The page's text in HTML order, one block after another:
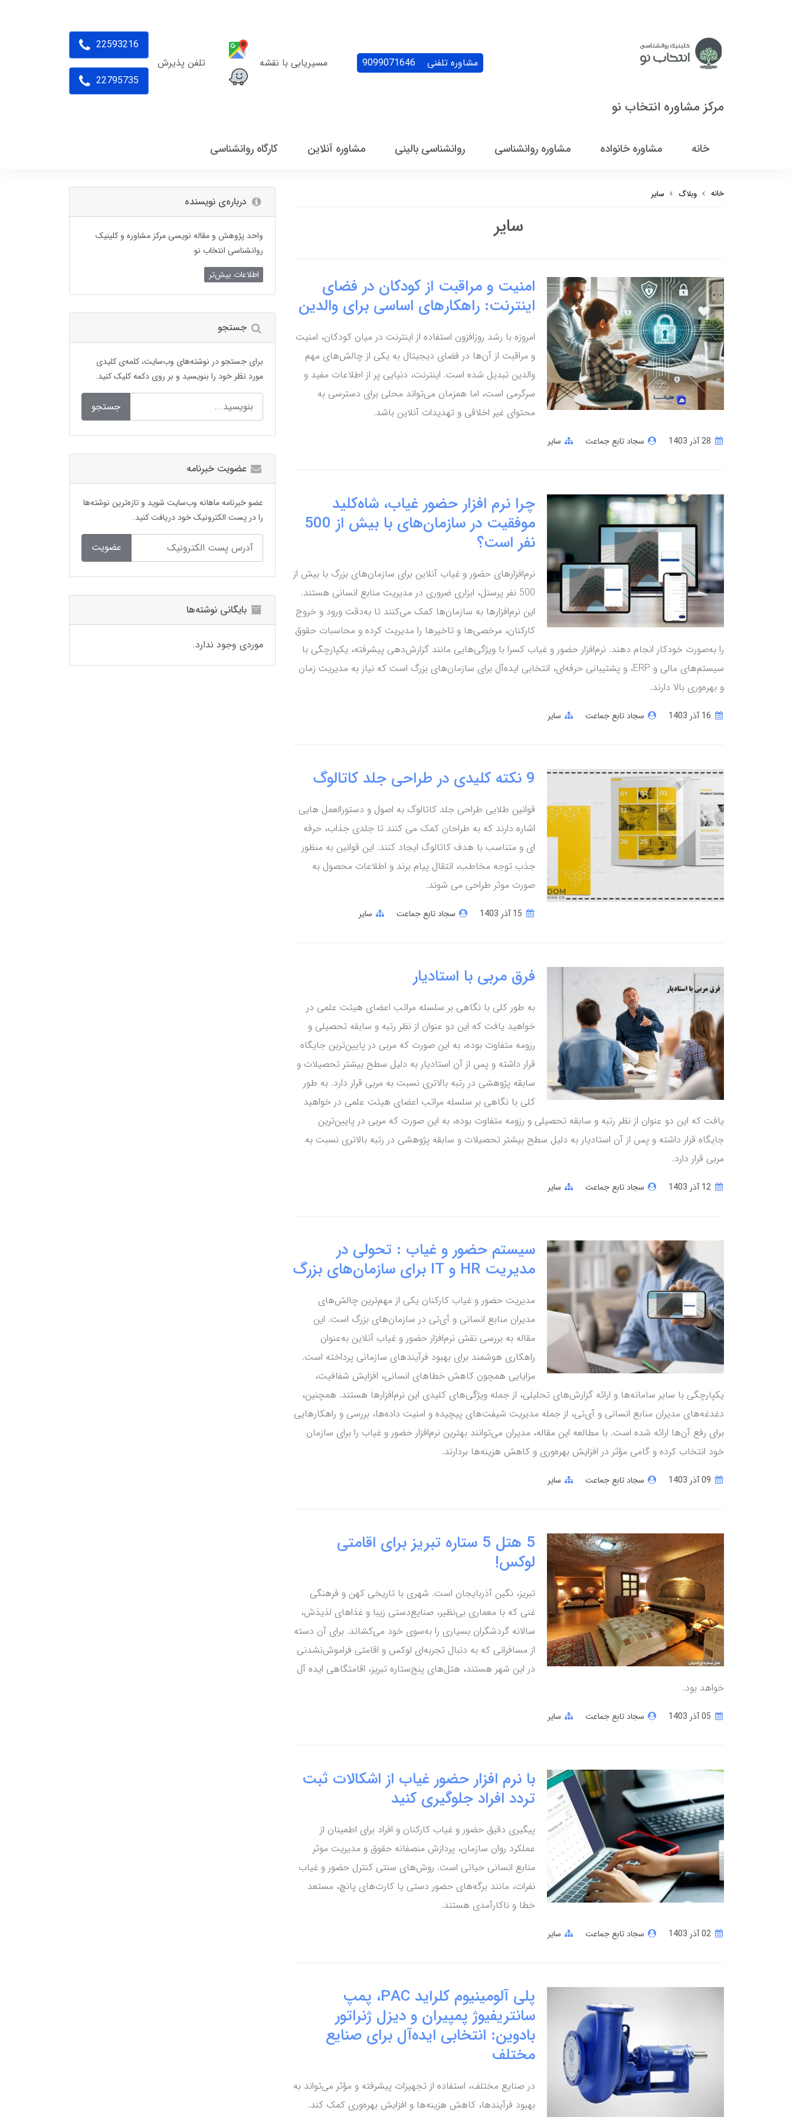
مرکز مشاوره انتخاب نو
مشاوره تلفنی 9099071646 مسیریابی با نقشه تلفن پذیرش
22593216
22795735
خانه مشاوره خانواده مشاوره روانشناسی روانشناسی بالینی مشاوره آنلاین کارگاه روانشناسی
خانه وبلاگ سایر
سایر
امنیت و مراقبت از کودکان در فضای
اینترنت: راهکارهای اساسی برای والدین
امروزه با رشد روزافزون استفاده از اینترنت در میان کودکان، امنیت
و مراقبت از آن‌ها در فضای دیجیتال به یکی از چالش‌های مهم
والدین تبدیل شده است. اینترنت، دنیایی پر از اطلاعات مفید و
سرگرمی است، اما همزمان می‌تواند محلی برای دسترسی به
محتوای غیر اخلاقی و تهدیدات آنلاین باشد.
سجاد تابع جماعت سایر
چرا نرم افزار حضور غیاب، شاه‌کلید
موفقیت در سازمان‌های با بیش از 500
نفر است؟
نرم‌افزارهای حضور و غیاب آنلاین برای سازمان‌های بزرگ با بیش از
500 نفر پرسنل، ابزاری ضروری در مدیریت منابع انسانی هستند.
این نرم‌افزارها به سازمان‌ها کمک می‌کنند تا به‌دقت ورود و خروج
کارکنان، مرخصی‌ها و تاخیرها را مدیریت کرده و محاسبات حقوق
را به‌صورت خودکار انجام دهند. نرم‌افزار حضور و غیاب کسرا با ویژگی‌هایی مانند گزارش‌دهی پیشرفته، یکپارچگی با
سیستم‌های مالی و ERP، و پشتیبانی حرفه‌ای، انتخابی ایده‌آل برای سازمان‌های بزرگ است که نیاز به مدیریت زمان
و بهره‌وری بالا دارند.
سجاد تابع جماعت سایر
9 نکته کلیدی در طراحی جلد کاتالوگ
قوانین طلایی طراحی جلد کاتالوگ به اصول و دستورالعمل ‌هایی
اشاره دارند که به طراحان کمک می ‌کنند تا جلدی جذاب، حرفه‌
ای و متناسب با هدف کاتالوگ ایجاد کنند. این قوانین به منظور
جذب توجه مخاطب، انتقال پیام برند و اطلاعات محصول به
صورت موثر طراحی می‌ شوند.
سجاد تابع جماعت سایر
فرق مربی با استادیار
به طور کلی با نگاهی بر سلسله مراتب اعضای هیئت علمی در
خواهید یافت که این دو عنوان از نظر رتبه و سابقه تحصیلی و
رزومه متفاوت بوده، به این صورت که مربی در پایین‌ترین جایگاه
قرار داشته و پس از آن استادیار به دلیل سطح بیشتر تحصیلات و
سابقه پژوهشی در رتبه بالاتری نسبت به مربی قرار دارد. به طور
کلی با نگاهی بر سلسله مراتب اعضای هیئت علمی در خواهید
یافت که این دو عنوان از نظر رتبه و سابقه تحصیلی و رزومه متفاوت بوده، به این صورت که مربی در پایین‌ترین
جایگاه قرار داشته و پس از آن استادیار به دلیل سطح بیشتر تحصیلات و سابقه پژوهشی در رتبه بالاتری نسبت به
مربی قرار دارد.
سجاد تابع جماعت سایر
سیستم حضور و غیاب : تحولی در
مدیریت HR و IT برای سازمان‌های بزرگ
مدیریت حضور و غیاب کارکنان یکی از مهم‌ترین چالش‌های
مدیران منابع انسانی و آی‌تی در سازمان‌های بزرگ است. این
مقاله به بررسی نقش نرم‌افزار حضور و غیاب آنلاین به‌عنوان
راهکاری هوشمند برای بهبود فرآیندهای سازمانی پرداخته است.
مزایایی همچون کاهش خطاهای انسانی، افزایش شفافیت،
یکپارچگی با سایر سامانه‌ها و ارائه گزارش‌های تحلیلی، از جمله ویژگی‌های کلیدی این نرم‌افزارها هستند. همچنین،
دغدغه‌های مدیران منابع انسانی و آی‌تی، از جمله مدیریت شیفت‌های پیچیده و امنیت داده‌ها، بررسی و راهکارهایی
برای رفع آن‌ها ارائه شده است. با مطالعه این مقاله، مدیران می‌توانند بهترین نرم‌افزار حضور و غیاب را برای سازمان
خود انتخاب کرده و گامی مؤثر در افزایش بهره‌وری و کاهش هزینه‌ها بردارند.
سجاد تابع جماعت سایر
5 هتل 5 ستاره تبریز برای اقامتی
لوکس!
تبریز، نگین آذربایجان است. شهری با تاریخی کهن و فرهنگی
غنی که با معماری بی‌نظیر، صنایع‌دستی زیبا و غذاهای لذیذش،
سالانه گردشگران بسیاری را به‌سوی خود می‌کشاند. برای آن دسته
از مسافرانی که به دنبال تجربه‌ای لوکس و اقامتی فراموش‌نشدنی
در این شهر هستند، هتل‌های پنج‌ستاره تبریز، اقامتگاهی ایده آل
خواهد بود.
سجاد تابع جماعت سایر
با نرم افزار حضور غیاب از اشکالات ثبت
تردد افراد جلوگیری کنید
پیگیری دقیق حضور و غیاب کارکنان و افراد برای اطمینان از
عملکرد روان سازمان، پردازش منصفانه حقوق و مدیریت موثر
منابع انسانی حیاتی است. روش‌های سنتی کنترل حضور و غیاب
نفرات، مانند برگه‌های حضور دستی یا کارت‌های پانچ، مستعد
خطا و ناکارآمدی هستند.
سجاد تابع جماعت سایر
پلی آلومینیوم کلراید PAC، پمپ
سانتریفیوژ پمپیران و دیزل ژنراتور
بادوین: انتخابی ایده‌آل برای صنایع
مختلف
در صنایع مختلف، استفاده از تجهیزات پیشرفته و مؤثر می‌تواند به
بهبود فرآیندها، کاهش هزینه‌ها و افزایش بهره‌وری کمک کند.
درباره‌ی نویسنده
واحد پژوهش و مقاله نویسی مرکز مشاوره و کلینیک
روانشناسی انتخاب نو
اطلاعات بیش‌تر
جستجو
برای جستجو در نوشته‌های وب‌سایت، کلمه‌ی کلیدی
مورد نظر خود را بنویسید و بر روی دکمه کلیک کنید.
جستجو
عضویت خبرنامه
عضو خبرنامه ماهانه وب‌سایت شوید و تازه‌ترین نوشته‌ها
را در پست الکترونیک خود دریافت کنید.
عضویت
بایگانی نوشته‌ها
موردی وجود ندارد.